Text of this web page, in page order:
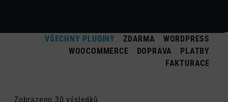
VŠECHNY PLUGINY ZDARMA
WORDPRESS
WOOCOMMERCE
DOPRAVA
PLATBY
FAKTURACE
Zobrazeno 30 výsledků